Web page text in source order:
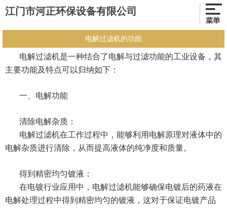
江门市河正环保设备有限公司
电解过滤机的功能
电解过滤机是一种结合了电解与过滤功能的工业设备，其
主要功能及特点可以归纳如下：
一、电解功能
清除电解杂质：
电解过滤机在工作过程中，能够利用电解原理对液体中的
电解杂质进行清除，从而提高液体的纯净度和质量。
得到精密均匀镀液：
在电镀行业应用中，电解过滤机能够确保电镀后的药液在
电解处理过程中得到精密均匀的镀液，这对于保证电镀产品